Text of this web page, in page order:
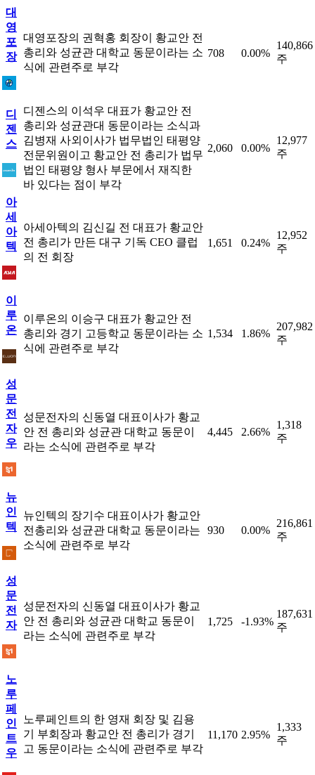
대
영
포
장
대영포장의 권혁홍 회장이 황교안 전
총리와 성균관 대학교 동문이라는 소
식에 관련주로 부각
708 0.00%
140,866
주
디
젠
스
디젠스의 이석우 대표가 황교안 전
총리와 성균관대 동문이라는 소식과
김병재 사외이사가 법무법인 태평양
전문위원이고 황교안 전 총리가 법무
법인 태평양 형사 부문에서 재직한
바 있다는 점이 부각
2,060 0.00%
12,977
주
아
세
아
텍
아세아텍의 김신길 전 대표가 황교안
전 총리가 만든 대구 기독 CEO 클럽
의 전 회장
1,651 0.24%
12,952
주
이
루
온
이루온의 이승구 대표가 황교안 전
총리와 경기 고등학교 동문이라는 소
식에 관련주로 부각
1,534 1.86%
207,982
주
성
문
전
자
우
성문전자의 신동열 대표이사가 황교
안 전 총리와 성균관 대학교 동문이
라는 소식에 관련주로 부각
4,445 2.66%
1,318
주
뉴
인
텍
뉴인텍의 장기수 대표이사가 황교안
전총리와 성균관 대학교 동문이라는
소식에 관련주로 부각
930 0.00%
216,861
주
성
문
전
자
성문전자의 신동열 대표이사가 황교
안 전 총리와 성균관 대학교 동문이
라는 소식에 관련주로 부각
1,725 -1.93%
187,631
주
노
루
페
인
트
우
노루페인트의 한 영재 회장 및 김용
기 부회장과 황교안 전 총리가 경기
고 동문이라는 소식에 관련주로 부각
11,170 2.95%
1,333
주